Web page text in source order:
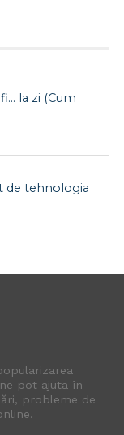
la zi (Cum
de tehnologia
pot ajuta în
probleme de